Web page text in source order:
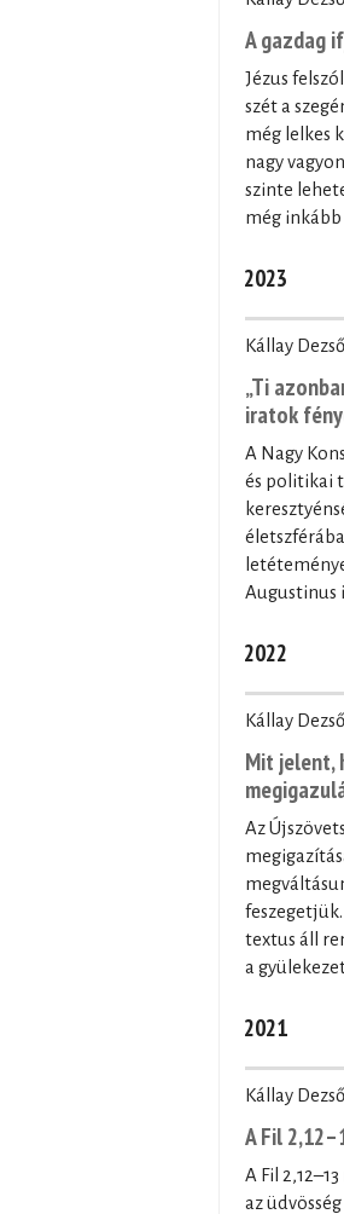
A gazdag
Jézus
szét a
még lelkes
nagy
szinte
még
2023
Kállay
„Ti
iratok
A Nagy
és politikai
Augustinus
2022
Kállay
Mit jelent,
Az
textus áll
a
2021
Kállay
A Fil
A Fil
az